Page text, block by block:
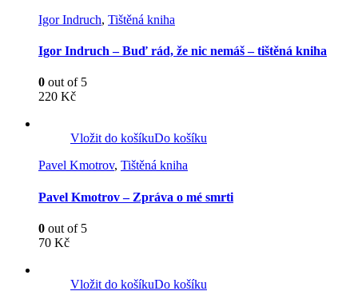
Igor Indruch, Tištěná kniha
Igor Indruch – Buď rád, že nic nemáš – tištěná kniha
0 out of 5
220 Kč
Vložit do košíkuDo košíku
Pavel Kmotrov, Tištěná kniha
Pavel Kmotrov – Zpráva o mé smrti
0 out of 5
70 Kč
Vložit do košíkuDo košíku